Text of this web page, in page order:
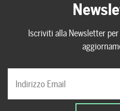
Iscriviti alla Newsletter